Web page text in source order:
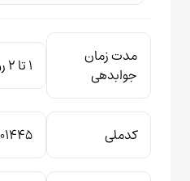
مدت زمان
جوابدهی
1 تا 2 روز
کدملی